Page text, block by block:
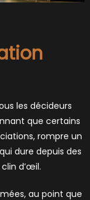
les décideurs
que certains
rompre un
dure depuis des
d’œil.
au point que